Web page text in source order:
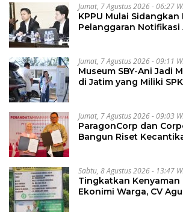
Jumat, 7 Agustus 2026 - 06:27
KPPU Mulai Sidangkan
Pelanggaran Notifikasi
Jumat, 7 Agustus 2026 - 09:11
Museum SBY-Ani Jadi
di Jatim yang Miliki
Jumat, 7 Agustus 2026 - 09:03
ParagonCorp dan
Bangun Riset
Sabtu, 8 Agustus 2026 - 13:47
Tingkatkan Kenyaman
Ekonimi Warga, CV